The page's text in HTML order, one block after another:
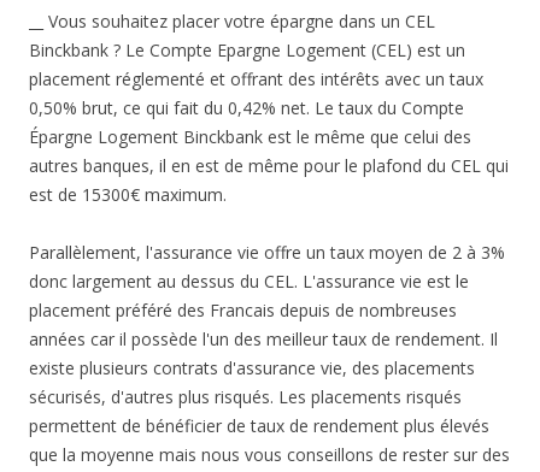
__ Vous souhaitez placer votre épargne dans un CEL
Binckbank ? Le Compte Epargne Logement (CEL) est un
placement réglementé et offrant des intérêts avec un taux
0,50% brut, ce qui fait du 0,42% net. Le taux du Compte
Épargne Logement Binckbank est le même que celui des
autres banques, il en est de même pour le plafond du CEL qui
est de 15300€ maximum.
Parallèlement, l'assurance vie offre un taux moyen de 2 à 3%
donc largement au dessus du CEL. L'assurance vie est le
placement préféré des Francais depuis de nombreuses
années car il possède l'un des meilleur taux de rendement. Il
existe plusieurs contrats d'assurance vie, des placements
sécurisés, d'autres plus risqués. Les placements risqués
permettent de bénéficier de taux de rendement plus élevés
que la moyenne mais nous vous conseillons de rester sur des